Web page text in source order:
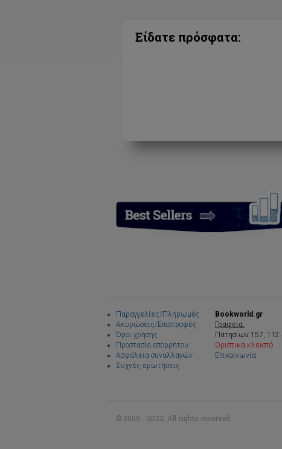
Είδατε πρόσφατα:
Παραγγελίες/Πληρωμές
Ακυρώσεις/Επιστροφές
Όροι χρήσης
Προστασία απορρήτου
Ασφάλεια συναλλαγών
Συχνές ερωτήσεις
Bookworld.gr
Γραφεία:
Πατησίων 157,
Οριστικά κλειστό
Επικοινωνία
© 2009 - 2022. All rights reserved